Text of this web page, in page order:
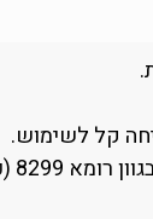
קל לשימוש.